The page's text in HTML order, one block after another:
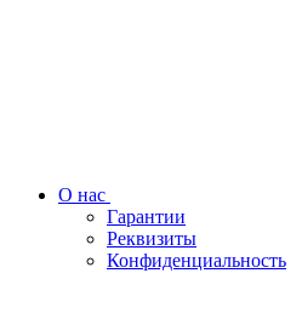
О нас
Гарантии
Реквизиты
Конфиденциальность